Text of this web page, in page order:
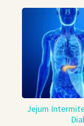
Jejum